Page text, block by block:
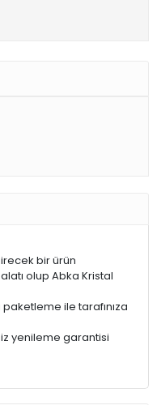
bir ürün
olup Abka Kristal
ile tarafınıza
yenileme garantisi